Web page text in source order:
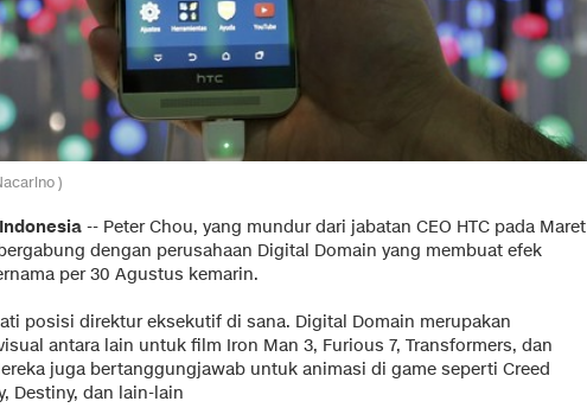
)
-- Peter Chou, yang mundur dari jabatan CEO HTC pada Maret
dengan perusahaan Digital Domain yang membuat efek
per 30 Agustus kemarin.
posisi direktur eksekutif di sana. Digital Domain merupakan
antara lain untuk film Iron Man 3, Furious 7, Transformers, dan
juga bertanggungjawab untuk animasi di game seperti Creed
Destiny, dan lain-lain